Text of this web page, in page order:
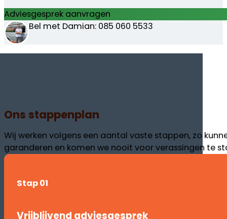
Adviesgesprek aanvragen
Bel met Damian: 085 060 5533
Ons stappenplan
Wij werken volgens een aantal vaste stappen, zo
garanderen en komen we nooit voor verassingen te
Stap 01
Vrijblijvend adviesgesprek